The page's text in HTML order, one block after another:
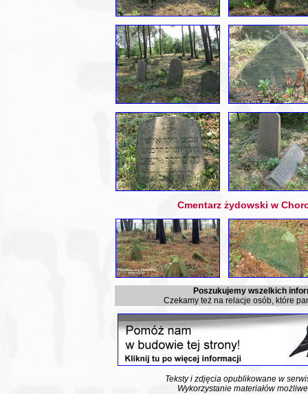
Cmentarz żydowski w
Poszukujemy wszelkich
Czekamy też na relacje osób, które
Teksty i zdjęcia opublikowane w
Wykorzystanie materiałów